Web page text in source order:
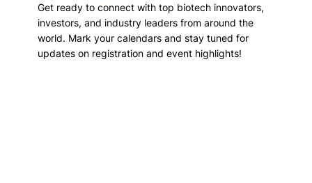
Get ready to connect with top biotech innovators,
investors, and industry leaders from around the
world. Mark your calendars and stay tuned for
updates on registration and event highlights!